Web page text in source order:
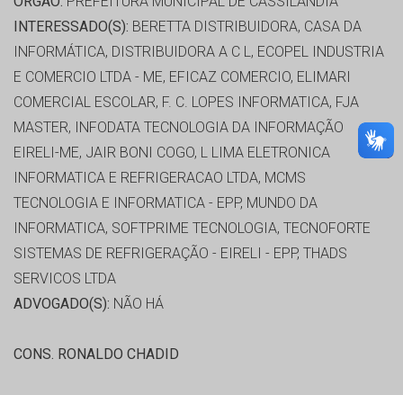
INTERESSADO(S): BERETTA DISTRIBUIDORA, CASA DA
INFORMÁTICA, DISTRIBUIDORA A C L, ECOPEL INDUSTRIA
E COMERCIO LTDA - ME, EFICAZ COMERCIO, ELIMARI
COMERCIAL ESCOLAR, F. C. LOPES INFORMATICA, FJA
MASTER, INFODATA TECNOLOGIA DA INFORMAÇÃO
EIRELI-ME, JAIR BONI COGO, L LIMA ELETRONICA
INFORMATICA E REFRIGERACAO LTDA, MCMS
TECNOLOGIA E INFORMATICA - EPP, MUNDO DA
INFORMATICA, SOFTPRIME TECNOLOGIA, TECNOFORTE
SISTEMAS DE REFRIGERAÇÃO - EIRELI - EPP, THADS
SERVICOS LTDA
ADVOGADO(S): NÃO HÁ
CONS. RONALDO CHADID